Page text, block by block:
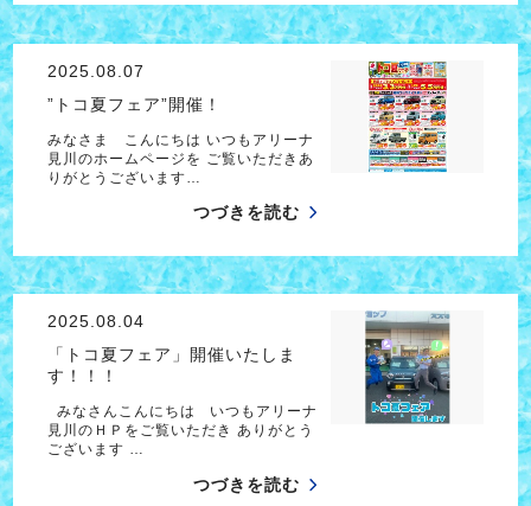
2025.08.07
”トコ夏フェア”開催！
みなさま こんにちは いつもアリーナ
見川のホームページを ご覧いただきあ
りがとうございます…
つづきを読む
2025.08.04
「トコ夏フェア」開催いたしま
す！！！
みなさんこんにちは いつもアリーナ
見川のＨＰをご覧いただき ありがとう
ございます …
つづきを読む